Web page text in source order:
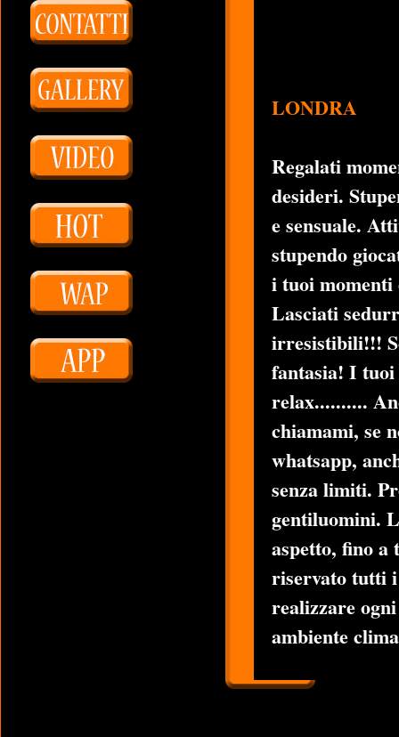
LONDRA
Regalati
desideri.
e sensuale.
stupendo
i tuoi
Lasciati
irresistibili!!!
fantasia! I tuoi
relax..........
chiamami, se
whatsapp,
senza limiti.
gentiluomini.
aspetto, fino a
riservato tutti
realizzare
ambiente